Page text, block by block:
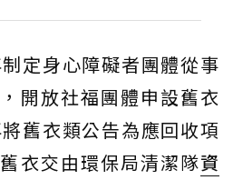
定身心障礙者團體從事
開放社福團體申設舊衣
舊衣類公告為應回收項
衣交由環保局清潔隊資